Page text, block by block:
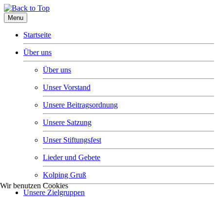
Menu
Startseite
Über uns
Über uns
Unser Vorstand
Unsere Beitragsordnung
Unsere Satzung
Unser Stiftungsfest
Lieder und Gebete
Kolping Gruß
Unsere Zielgruppen
Wir benutzen Cookies